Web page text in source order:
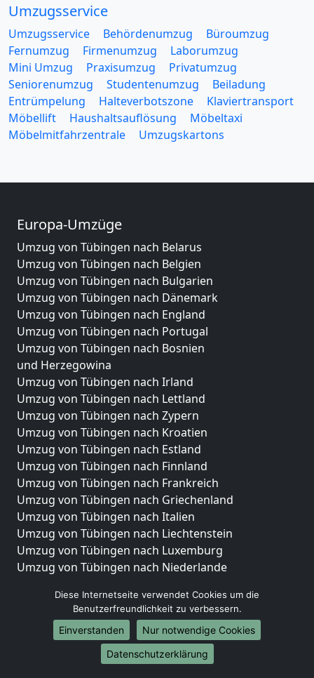
Umzugsservice
Umzugsservice Behördenumzug
Büroumzug
Fernumzug
Firmenumzug
Laborumzug
Mini Umzug
Praxisumzug
Privatumzug
Seniorenumzug
Studentenumzug
Beiladung
Entrümpelung
Halteverbotszone
Klaviertransport
Möbellift
Haushaltsauflösung
Möbeltaxi
Möbelmitfahrzentrale
Umzugskartons
Europa-Umzüge
Umzug von Tübingen nach Belarus
Umzug von Tübingen nach Belgien
Umzug von Tübingen nach Bulgarien
Umzug von Tübingen nach Dänemark
Umzug von Tübingen nach England
Umzug von Tübingen nach Portugal
Umzug von Tübingen nach Bosnien
und Herzegowina
Umzug von Tübingen nach Irland
Umzug von Tübingen nach Lettland
Umzug von Tübingen nach Zypern
Umzug von Tübingen nach Kroatien
Umzug von Tübingen nach Estland
Umzug von Tübingen nach Finnland
Umzug von Tübingen nach Frankreich
Umzug von Tübingen nach Griechenland
Umzug von Tübingen nach Italien
Umzug von Tübingen nach Liechtenstein
Umzug von Tübingen nach Luxemburg
Umzug von Tübingen nach Niederlande
Umzüge-Deutschlandweit
Umzug von Tübingen nach Berlin
Umzug von Tübingen nach Hamburg
Umzug von Tübingen nach München
Diese Internetseite verwendet Cookies um die
Benutzerfreundlichkeit zu verbessern.
Einverstanden
Nur notwendige Cookies
Datenschutzerklärung